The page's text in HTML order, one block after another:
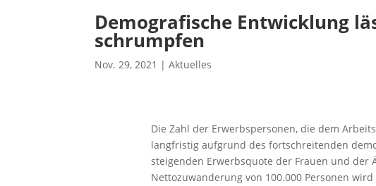
Demografische Entwicklung
schrumpfen
Nov. 29, 2021 |Aktuelles
Die Zahl der Erwerbspersonen, die dem
langfristig aufgrund des fortschreitenden
steigenden Erwerbsquote der Frauen und der
Nettozuwanderung von 100.000 Personen